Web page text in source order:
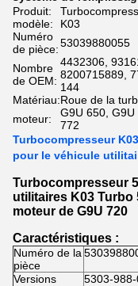
Produit:
modèle:
K03
Numéro
de pièce:53039880055
Nombre
de OEM:
4432306,
8200715889,
144
Matériau:Roue de la
moteur:
G9U 650,
772
Turbocompresseur
pour le véhicule
Turbocompresseur
utilitaires K03 Turbo
moteur de G9U 720
Caractéristiques :
Numéro de la
pièce
Versions
5303-